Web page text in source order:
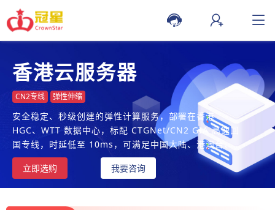
香港云服务器
CN2专线 弹性伸缩
安全稳定、秒级创建的弹性计算服务，部署在香港
HGC、WTT 数据中心，标配 CTGNet/CN2 GIA 高速回
国专线，时延低至 10ms，可满足中国大陆、港澳台、东
南亚地区的高速访问需求
立即选购
我要咨询